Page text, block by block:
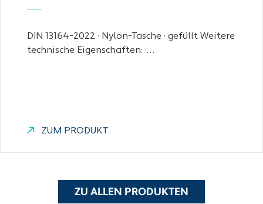
DIN 13164-2022 · Nylon-Tasche · gefüllt Weitere
technische Eigenschaften: ·…
ZUM PRODUKT
ZU ALLEN PRODUKTEN